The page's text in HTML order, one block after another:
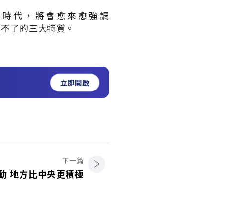
代，將會愈來愈強調
了的三大特質。
立即開啟
下一篇
地方比中央更積極